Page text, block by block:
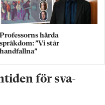
Professorns hårda
språkdom: ”Vi står
handfallna”
för sva-